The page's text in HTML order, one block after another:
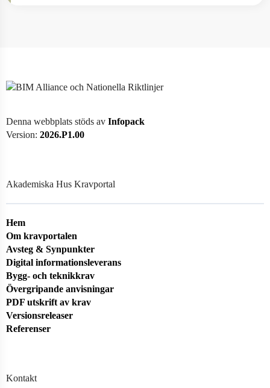
Denna webbplats stöds av Infopack
Version: 2026.P1.00
Akademiska Hus Kravportal
Hem
Om kravportalen
Avsteg & Synpunkter
Digital informationsleverans
Bygg- och teknikkrav
Övergripande anvisningar
PDF utskrift av krav
Versionsreleaser
Referenser
Kontakt